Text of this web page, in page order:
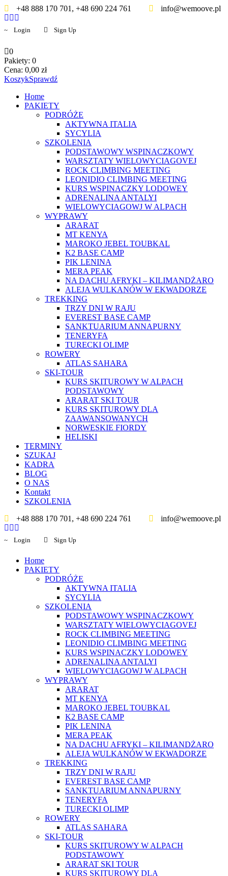
+48 888 170 701, +48 690 224 761 info@wemoove.pl
Login Sign Up
0
Pakiety: 0
Cena: 0,00 zł
KoszykSprawdź
Home
PAKIETY
PODRÓŻE
AKTYWNA ITALIA
SYCYLIA
SZKOLENIA
PODSTAWOWY WSPINACZKOWY
WARSZTATY WIELOWYCIAGOVEJ
ROCK CLIMBING MEETING
LEONIDIO CLIMBING MEETING
KURS WSPINACZKY LODOWEY
ADRENALINA ANTALYI
WIELOWYCIAGOWJ W ALPACH
WYPRAWY
ARARAT
MT KENYA
MAROKO JEBEL TOUBKAL
K2 BASE CAMP
PIK LENINA
MERA PEAK
NA DACHU AFRYKI – KILIMANDŻARO
ALEJA WULKANÓW W EKWADORZE
TREKKING
TRZY DNI W RAJU
EVEREST BASE CAMP
SANKTUARIUM ANNAPURNY
TENERYFA
TURECKI OLIMP
ROWERY
ATLAS SAHARA
SKI-TOUR
KURS SKITUROWY W ALPACH
PODSTAWOWY
ARARAT SKI TOUR
KURS SKITUROWY DLA
ZAAWANSOWANYCH
NORWESKIE FIORDY
HELISKI
TERMINY
SZUKAJ
KADRA
BLOG
O NAS
Kontakt
SZKOLENIA
+48 888 170 701, +48 690 224 761
info@wemoove.pl
Login Sign Up
Home
PAKIETY
PODRÓŻE
AKTYWNA ITALIA
SYCYLIA
SZKOLENIA
PODSTAWOWY WSPINACZKOWY
WARSZTATY WIELOWYCIAGOVEJ
ROCK CLIMBING MEETING
LEONIDIO CLIMBING MEETING
KURS WSPINACZKY LODOWEY
ADRENALINA ANTALYI
WIELOWYCIAGOWJ W ALPACH
WYPRAWY
ARARAT
MT KENYA
MAROKO JEBEL TOUBKAL
K2 BASE CAMP
PIK LENINA
MERA PEAK
NA DACHU AFRYKI – KILIMANDŻARO
ALEJA WULKANÓW W EKWADORZE
TREKKING
TRZY DNI W RAJU
EVEREST BASE CAMP
SANKTUARIUM ANNAPURNY
TENERYFA
TURECKI OLIMP
ROWERY
ATLAS SAHARA
SKI-TOUR
KURS SKITUROWY W ALPACH
PODSTAWOWY
ARARAT SKI TOUR
KURS SKITUROWY DLA